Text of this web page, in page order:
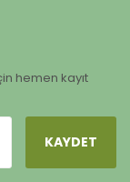
hemen kayıt
KAYDET